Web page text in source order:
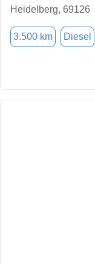
Heidelberg, 69126
3.500 km Diesel